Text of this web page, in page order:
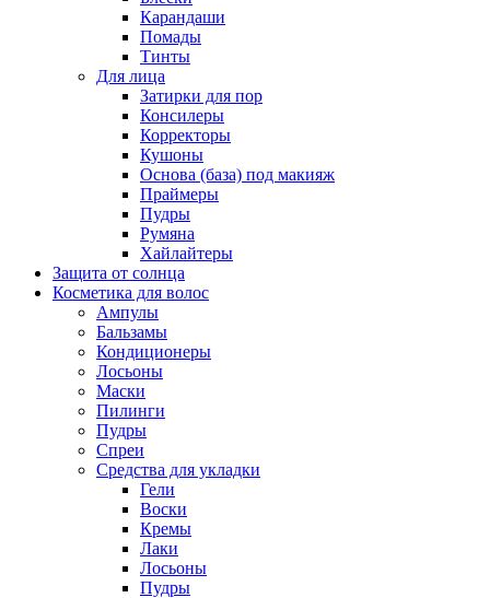
Карандаши
Помады
Тинты
Для лица
Затирки для пор
Консилеры
Корректоры
Кушоны
Основа (база) под макияж
Праймеры
Пудры
Румяна
Хайлайтеры
Защита от солнца
Косметика для волос
Ампулы
Бальзамы
Кондиционеры
Лосьоны
Маски
Пилинги
Пудры
Спреи
Средства для укладки
Гели
Воски
Кремы
Лаки
Лосьоны
Пудры